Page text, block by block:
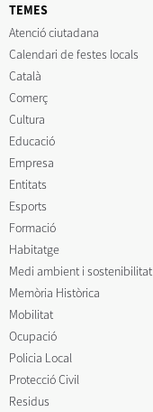
TEMES
Atenció ciutadana
Calendari de festes locals
Català
Comerç
Cultura
Educació
Empresa
Entitats
Esports
Formació
Habitatge
Medi ambient i sostenibilitat
Memòria Històrica
Mobilitat
Ocupació
Policia Local
Protecció Civil
Residus